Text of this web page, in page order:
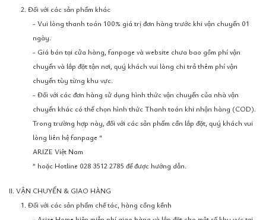
2. Đối với các sản phẩm khác
- Vui lòng thanh toán 100% giá trị đơn hàng trước khi vận chuyển 01
ngày.
- Giá bán tại cửa hàng, fanpage và website chưa bao gồm phí vận
chuyển và lắp đặt tận nơi, quý khách vui lòng chi trả thêm phí vận
chuyển tùy từng khu vực.
- Đối với các đơn hàng sử dụng hình thức vận chuyển của nhà vận
chuyển khác có thể chọn hình thức Thanh toán khi nhận hàng (COD).
Trong trường hợp này, đối với các sản phẩm cần lắp đặt, quý khách vui
lòng liên hệ fanpage “
ARIZE Việt Nam
” hoặc Hotline 028 3512 2785 để được hướng dẫn.
II. VẬN CHUYỂN & GIAO HÀNG
1. Đối với các sản phẩm chế tác, hàng cồng kềnh